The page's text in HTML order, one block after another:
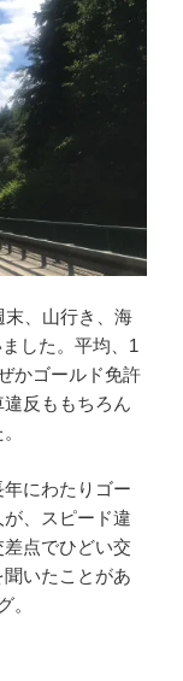
末、山行き、海
した。平均、1
かゴールド免許
反ももちろん
にわたりゴー
、スピード違
点でひどい交
いたことがあ
。